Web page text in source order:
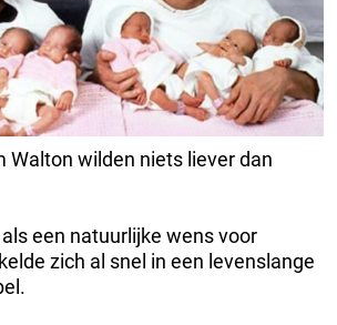
Walton wilden niets liever dan
een natuurlijke wens voor
zich al snel in een levenslange